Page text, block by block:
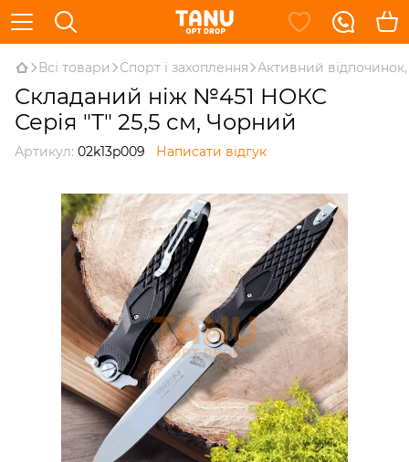
Всі товари Спорт і захоплення Активний відпочинок,
Складаний ніж №451 НОКС
Серія "Т" 25,5 см, Чорний
Артикул: 02k13p009 Написати відгук